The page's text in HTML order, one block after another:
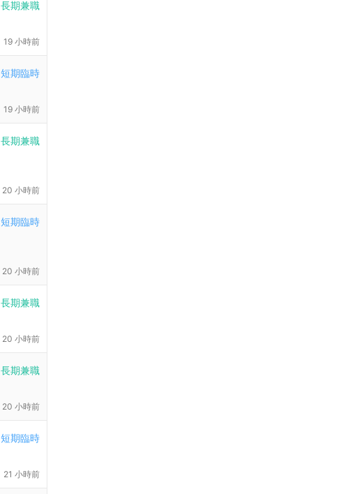
長期兼職
19 小時前
短期臨時
19 小時前
長期兼職
20 小時前
短期臨時
20 小時前
長期兼職
20 小時前
長期兼職
20 小時前
短期臨時
21 小時前